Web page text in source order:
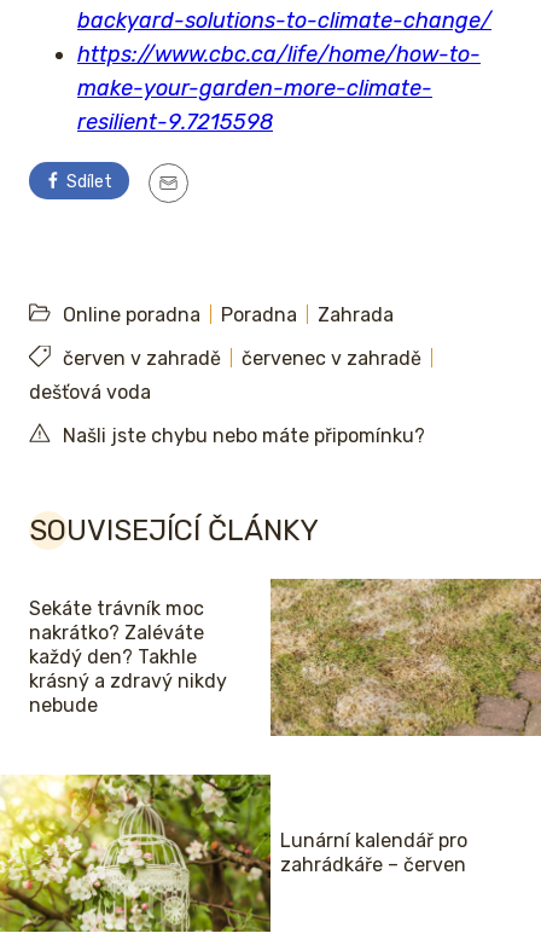
backyard-solutions-to-climate-change/
https://www.cbc.ca/life/home/how-to-
make-your-garden-more-climate-
resilient-9.7215598
Sdílet
Online poradna Poradna
Zahrada
červen v zahradě
červenec v zahradě
dešťová voda
Našli jste chybu nebo máte připomínku?
SOUVISEJÍCÍ ČLÁNKY
Sekáte trávník moc
nakrátko? Zaléváte
každý den? Takhle
krásný a zdravý nikdy
nebude
Lunární kalendář pro
zahrádkáře – červen